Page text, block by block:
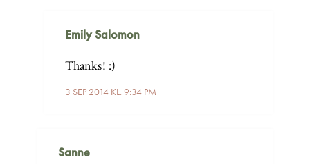
Emily Salomon
3 SEP 2014 KL. 9:34 PM
Thanks! :)
Sanne